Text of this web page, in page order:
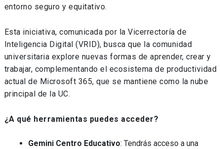
entorno seguro y equitativo.
Esta iniciativa, comunicada por la Vicerrectoría de
Inteligencia Digital (VRID), busca que la comunidad
universitaria explore nuevas formas de aprender, crear y
trabajar, complementando el ecosistema de productividad
actual de Microsoft 365, que se mantiene como la nube
principal de la UC.
¿A qué herramientas puedes acceder?
Gemini Centro Educativo: Tendrás acceso a una